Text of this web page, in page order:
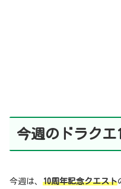
今週のドラクエ
今週は、 10周年記念クエスト